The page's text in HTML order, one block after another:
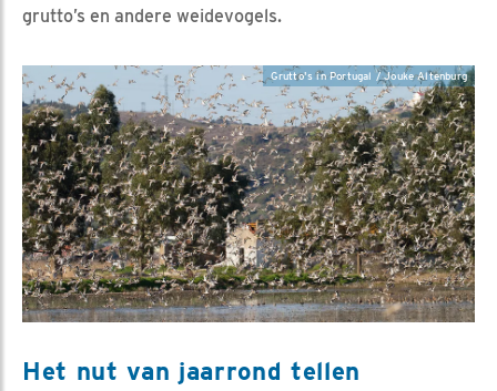
grutto’s en andere weidevogels.
Grutto's in Portugal / Jouke Altenburg
Het nut van jaarrond tellen